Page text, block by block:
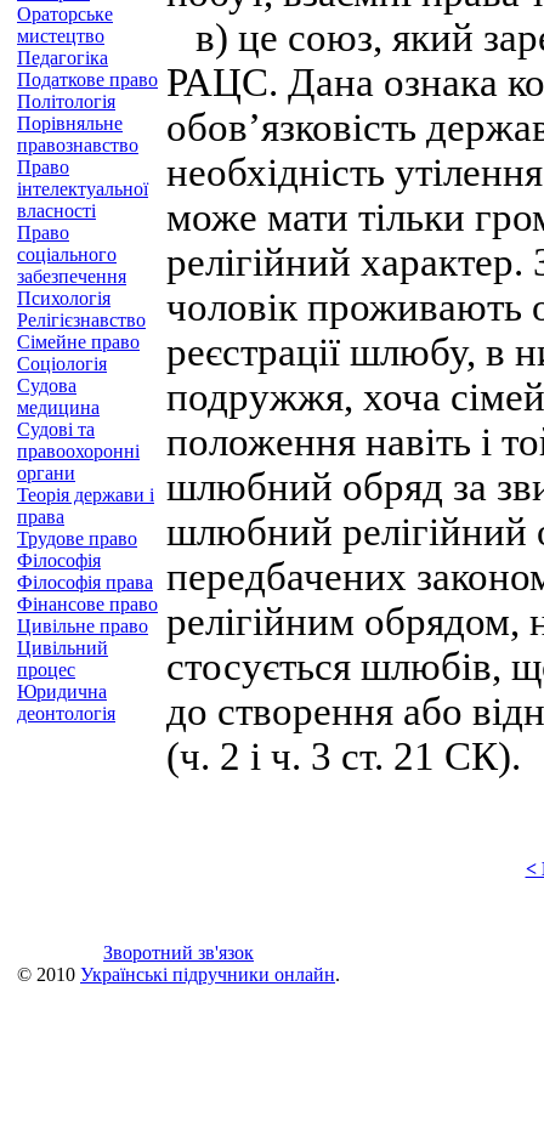
Ораторське
мистецтво
Педагогіка
Податкове право
Політологія
Порівняльне
правознавство
Право
інтелектуальної
власності
Право
соціального
забезпечення
Психологія
Релігієзнавство
Сімейне право
Соціологія
Судова
медицина
Судові та
правоохоронні
органи
Теорія держави і
права
Трудове право
Філософія
Філософія права
Фінансове право
Цивільне право
Цивільний
процес
Юридична
деонтологія
в) це союз, який
РАЦС. Дана ознака
обов’язковість
необхідність
може мати тільки
релігійний
чоловік проживають
реєстрації шлюбу, в
подружжя, хоча
положення навіть і
шлюбний обряд за
шлюбний релігійний
передбачених
релігійним обрядом,
стосується шлюбів,
до створення або
(ч. 2 і ч. 3 ст. 21 СК).
<
Зворотний зв'язок
© 2010 Українські підручники онлайн.